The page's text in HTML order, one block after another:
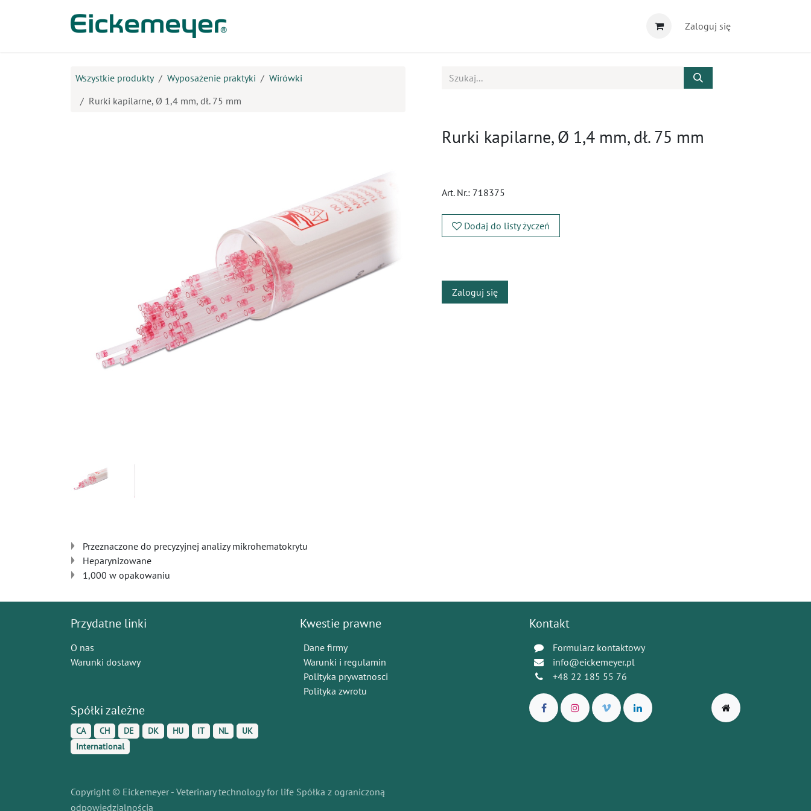
Zaloguj się
Wszystkie produkty Wyposażenie praktyki
Wirówki
Rurki kapilarne, Ø 1,4 mm, dł. 75 mm
Rurki kapilarne, Ø 1,4 mm, dł. 75 mm
Art. Nr.: 718375
Dodaj do listy życzeń
Zaloguj się
Przeznaczone do precyzyjnej analizy mikrohematokrytu
Heparynizowane
1,000 w opakowaniu
Przydatne linki
O nas
Warunki dostawy
Spółki zależne
CA CH DE DK HU IT NL
UK
International
Kwestie prawne
Dane firmy
Warunki i regulamin
Polityka prywatnosci
Polityka zwrotu
Kontakt
Formularz kontaktowy
info@eickemeyer.pl
+48 22 185 55 76
Copyright © Eickemeyer - Veterinary technology for life Spółka z ograniczoną
odpowiedzialnością